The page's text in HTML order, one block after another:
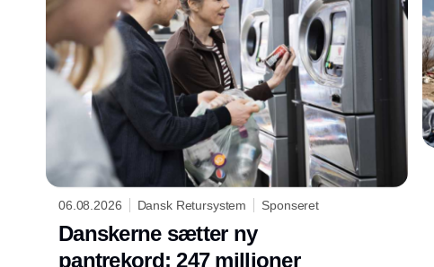
06.08.2026 Dansk Retursystem Sponseret
Danskerne sætter ny
pantrekord: 247 millioner